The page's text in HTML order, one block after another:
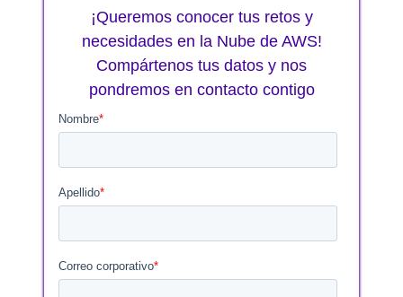
¡Queremos conocer tus retos y
necesidades en la Nube de AWS!
Compártenos tus datos y nos
pondremos en contacto contigo